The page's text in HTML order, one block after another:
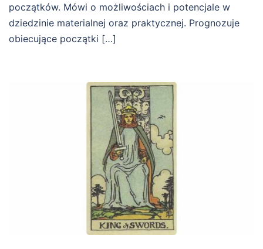
początków. Mówi o możliwościach i potencjale w
dziedzinie materialnej oraz praktycznej. Prognozuje
obiecujące początki […]